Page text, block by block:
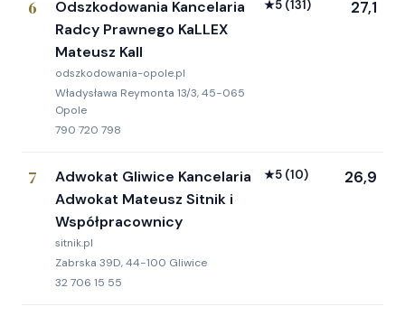
6
Odszkodowania Kancelaria
Radcy Prawnego KaLLEX
Mateusz Kall
odszkodowania-opole.pl
Władysława Reymonta 13/3, 45-065
Opole
790 720 798
★5 (131) 27,1
7
Adwokat Gliwice Kancelaria
Adwokat Mateusz Sitnik i
Współpracownicy
sitnik.pl
Zabrska 39D, 44-100 Gliwice
32 706 15 55
★5 (10) 26,9